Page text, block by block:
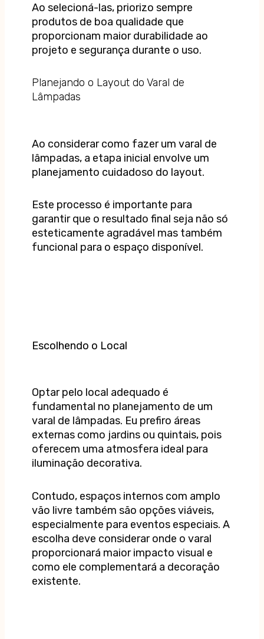
Ao selecioná-las, priorizo sempre
produtos de boa qualidade que
proporcionam maior durabilidade ao
projeto e segurança durante o uso.
Planejando o Layout do Varal de
Lâmpadas
Ao considerar como fazer um varal de
lâmpadas, a etapa inicial envolve um
planejamento cuidadoso do layout.
Este processo é importante para
garantir que o resultado final seja não só
esteticamente agradável mas também
funcional para o espaço disponível.
Escolhendo o Local
Optar pelo local adequado é
fundamental no planejamento de um
varal de lâmpadas. Eu prefiro áreas
externas como jardins ou quintais, pois
oferecem uma atmosfera ideal para
iluminação decorativa.
Contudo, espaços internos com amplo
vão livre também são opções viáveis,
especialmente para eventos especiais. A
escolha deve considerar onde o varal
proporcionará maior impacto visual e
como ele complementará a decoração
existente.